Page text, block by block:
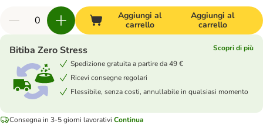
Aggiungi al
carrello
Aggiungi al
carrello
Bitiba Zero Stress
Scopri di più
Spedizione gratuita a partire da 49 €
Ricevi consegne regolari
Flessibile, senza costi, annullabile in qualsiasi momento
Consegna in 3-5 giorni lavorativi Continua